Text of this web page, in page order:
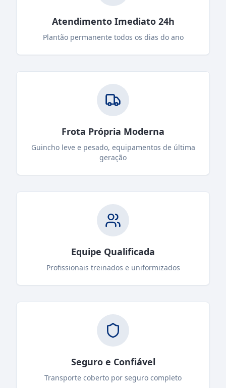
Atendimento Imediato 24h
Plantão permanente todos os dias do ano
Frota Própria Moderna
Guincho leve e pesado, equipamentos de última
geração
Equipe Qualificada
Profissionais treinados e uniformizados
Seguro e Confiável
Transporte coberto por seguro completo